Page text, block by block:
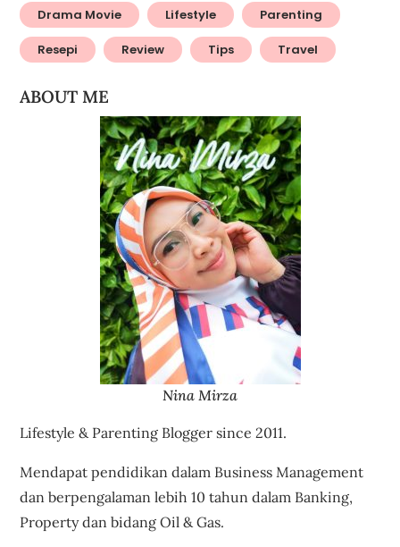
Drama Movie Lifestyle Parenting
Resepi Review Tips Travel
ABOUT ME
Nina Mirza
Lifestyle & Parenting Blogger since 2011.
Mendapat pendidikan dalam Business Management
dan berpengalaman lebih 10 tahun dalam Banking,
Property dan bidang Oil & Gas.